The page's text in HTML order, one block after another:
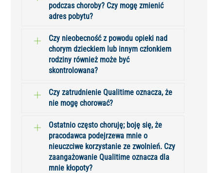
podczas choroby? Czy mogę zmienić
adres pobytu?
Czy nieobecność z powodu opieki nad
chorym dzieckiem lub innym członkiem
rodziny również może być
skontrolowana?
Czy zatrudnienie Qualitime oznacza, że
nie mogę chorować?
Ostatnio często choruję; boję się, że
pracodawca podejrzewa mnie o
nieuczciwe korzystanie ze zwolnień. Czy
zaangażowanie Qualitime oznacza dla
mnie kłopoty?